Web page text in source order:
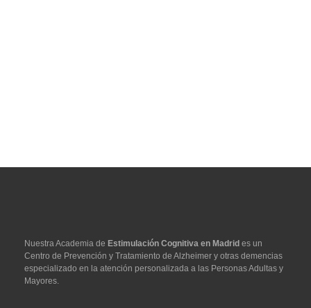
Nuestra Academia de Estimulación Cognitiva en Madrid es un
Centro de Prevención y Tratamiento de Alzheimer y otras demencias
especializado en la atención personalizada a las Personas Adultas y
Mayores.